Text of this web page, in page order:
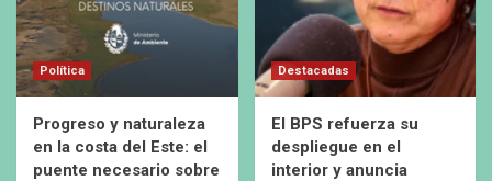
Política
Progreso y naturaleza
en la costa del Este: el
puente necesario sobre
Destacadas
El BPS refuerza su
despliegue en el
interior y anuncia